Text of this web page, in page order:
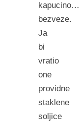
kapucino…
bezveze.
Ja
bi
vratio
one
providne
staklene
soljice